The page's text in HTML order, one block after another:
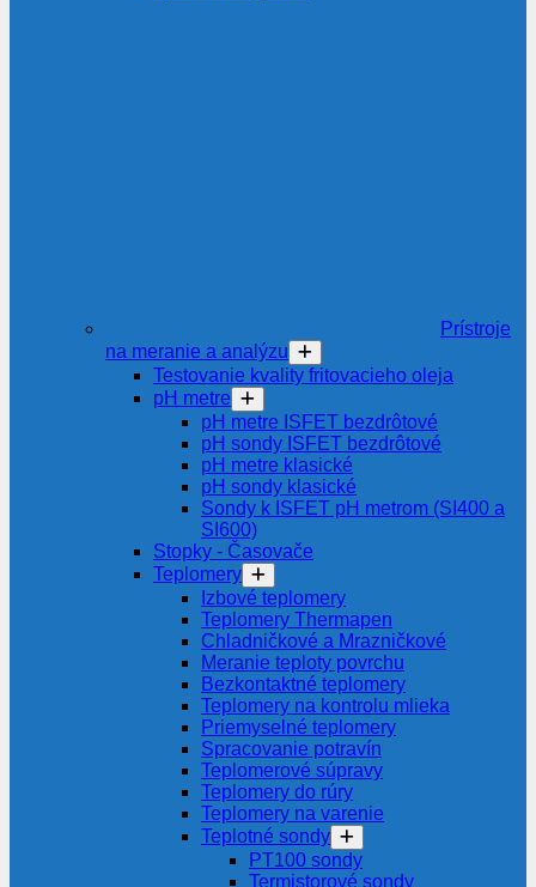
Prístroje
na meranie a analýzu
Testovanie kvality fritovacieho oleja
pH metre
pH metre ISFET bezdrôtové
pH sondy ISFET bezdrôtové
pH metre klasické
pH sondy klasické
Sondy k ISFET pH metrom (SI400 a
SI600)
Stopky - Časovače
Teplomery
Izbové teplomery
Teplomery Thermapen
Chladničkové a Mrazničkové
Meranie teploty povrchu
Bezkontaktné teplomery
Teplomery na kontrolu mlieka
Priemyselné teplomery
Spracovanie potravín
Teplomerové súpravy
Teplomery do rúry
Teplomery na varenie
Teplotné sondy
PT100 sondy
Termistorové sondy